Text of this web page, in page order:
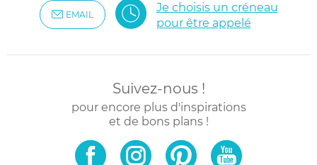
EMAIL
Je choisis un créneau
pour être appelé
Suivez-nous !
pour encore plus d'inspirations
et de bons plans !